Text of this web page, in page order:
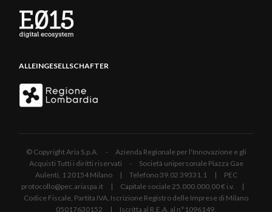
ALLEINGESELLSCHAFTER
© Copyright Aria S.p.A. - Azienda Regionale per l'Innovazione e gli
Acquisti Tutti i diritti riservati - Società unipersonale Piazza Gae
Aulenti, 1 20154 Milano | Telefono 39.02 39331.1 | PEC
protocollo@pec.ariaspa.it | Capitale sociale 25.000.000,00 € i.v. |
Codice Fiscale, Partita IVA, Iscrizione Registro delle Imprese di Milano
05017630152 | Iscritta al R.E.A. al n°1096149.